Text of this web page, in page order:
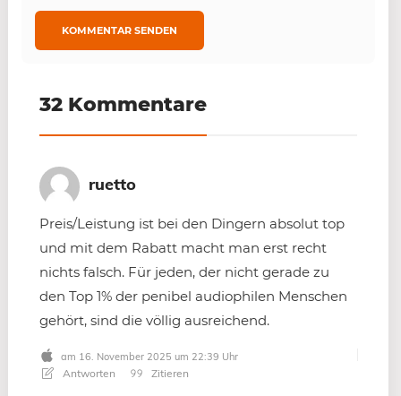
32 Kommentare
ruetto
Preis/Leistung ist bei den Dingern absolut top
und mit dem Rabatt macht man erst recht
nichts falsch. Für jeden, der nicht gerade zu
den Top 1% der penibel audiophilen Menschen
gehört, sind die völlig ausreichend.
am 16. November 2025 um 22:39 Uhr
Antworten Zitieren